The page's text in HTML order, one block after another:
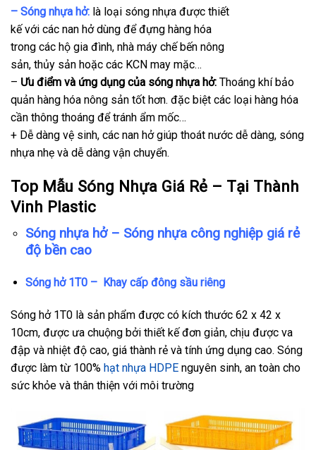
– Sóng nhựa hở: là loại sóng nhựa được thiết
kế với các nan hở dùng để đựng hàng hóa
trong các hộ gia đình, nhà máy chế bến nông
sản, thủy sản hoặc các KCN may mặc…
– Ưu điểm và ứng dụng của sóng nhựa hở: Thoáng khí bảo
quản hàng hóa nông sản tốt hơn. đặc biệt các loại hàng hóa
cần thông thoáng để tránh ẩm mốc…
+ Dễ dàng vệ sinh, các nan hở giúp thoát nước dễ dàng, sóng
nhựa nhẹ và dễ dàng vận chuyển.
Top Mẫu Sóng Nhựa Giá Rẻ – Tại Thành
Vinh Plastic
Sóng nhựa hở – Sóng nhựa công nghiệp giá rẻ
độ bền cao
Sóng hở 1T0 – Khay cấp đông sầu riêng
Sóng hở 1T0 là sản phẩm được có kích thước 62 x 42 x
10cm, được ưa chuộng bởi thiết kế đơn giản, chịu được va
đập và nhiệt độ cao, giá thành rẻ và tính ứng dụng cao. Sóng
được làm từ 100% hạt nhựa HDPE nguyên sinh, an toàn cho
sức khỏe và thân thiện với môi trường